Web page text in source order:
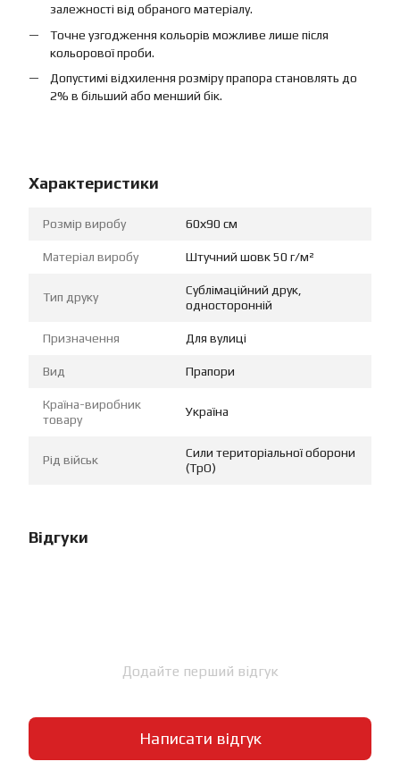
залежності від обраного матеріалу.
Точне узгодження кольорів можливе лише після
кольорової проби.
Допустимі відхилення розміру прапора становлять до
2% в більший або менший бік.
Характеристики
Розмір виробу 60х90 см
Матеріал виробу Штучний шовк 50 г/м²
Тип друку
Сублімаційний друк,
односторонній
Призначення Для вулиці
Вид Прапори
Країна-виробник
товару
Україна
Рід військ
Сили територіальної оборони
(ТрО)
Відгуки
Додайте перший відгук
Написати відгук